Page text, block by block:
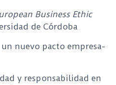
Business Ethic
de Córdoba
nuevo pacto empresa-
y responsabilidad en